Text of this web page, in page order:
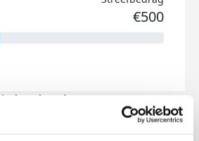
€500
Kiek's badges